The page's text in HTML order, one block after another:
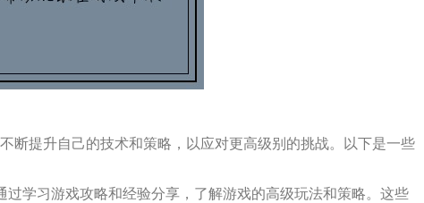
断提升自己的技术和策略，以应对更高级别的挑战。以下是一些
学习游戏攻略和经验分享，了解游戏的高级玩法和策略。这些